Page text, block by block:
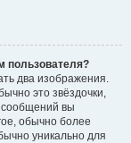
пользователя?
два изображения.
это звёздочки,
сообщений вы
обычно более
уникально для